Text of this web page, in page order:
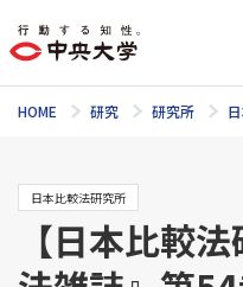
HOME 研究 研究所
日本比較法研究所
【日本比較